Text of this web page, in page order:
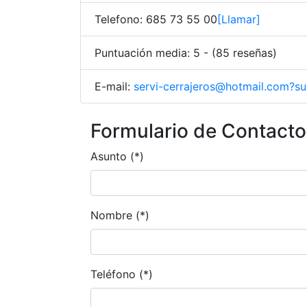
Telefono: 685 73 55 00 [Llamar]
Puntuación media: 5 - (85 reseñas)
E-mail: servi-
Formulario de Contacto
Asunto (*)
Nombre (*)
Teléfono (*)